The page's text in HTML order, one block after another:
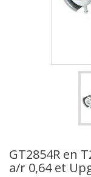
GT2854R en
a/r 0,64 et